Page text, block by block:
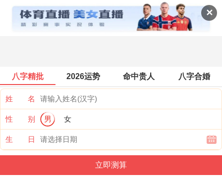
✕
全国天气
八字精批 2026运势 命中贵人 八字合婚
姓 名
性 别 男 女
生 日